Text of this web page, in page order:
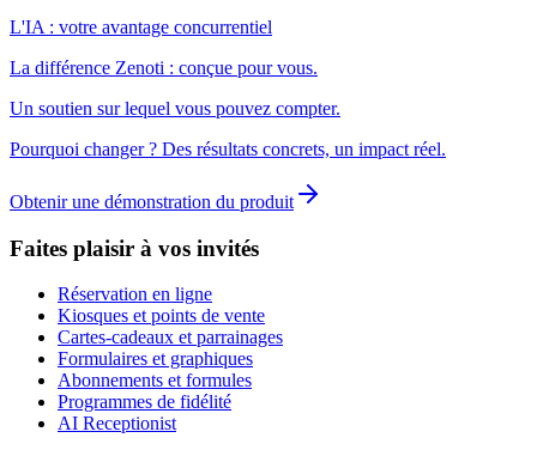
L'IA : votre avantage concurrentiel
La différence Zenoti : conçue pour vous.
Un soutien sur lequel vous pouvez compter.
Pourquoi changer ? Des résultats concrets, un impact réel.
Obtenir une démonstration du produit
Faites plaisir à vos invités
Réservation en ligne
Kiosques et points de vente
Cartes-cadeaux et parrainages
Formulaires et graphiques
Abonnements et formules
Programmes de fidélité
AI Receptionist